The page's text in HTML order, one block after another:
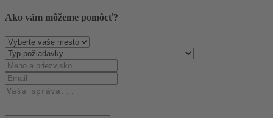
Ako vám môžeme pomôcť?